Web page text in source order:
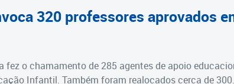
320 professores aprovados
fez o chamamento de 285 agentes de apoio
Infantil. Também foram realocados cerca de